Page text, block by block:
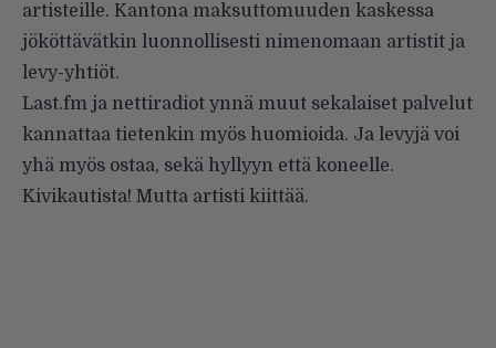
artisteille. Kantona maksuttomuuden kaskessa
jököttävätkin luonnollisesti nimenomaan artistit ja
levy-yhtiöt.
Last.fm ja nettiradiot ynnä muut sekalaiset palvelut
kannattaa tietenkin myös huomioida. Ja levyjä voi
yhä myös ostaa, sekä hyllyyn että koneelle.
Kivikautista! Mutta artisti kiittää.